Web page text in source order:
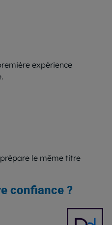
expérience
le même titre
confiance ?